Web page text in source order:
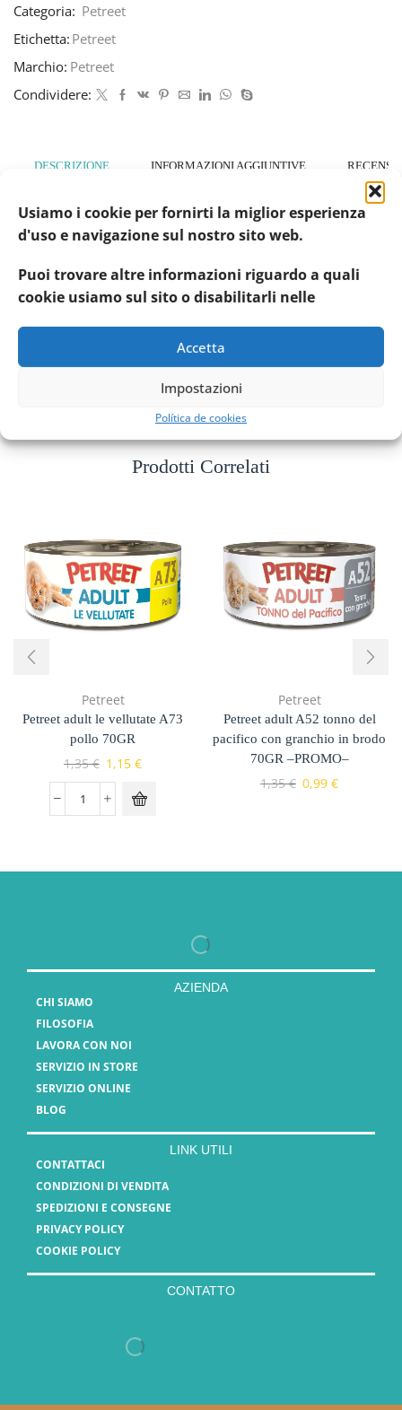
Usiamo i cookie per fornirti la miglior esperienza
d'uso e navigazione sul nostro sito web.
Puoi trovare altre informazioni riguardo a quali
cookie usiamo sul sito o disabilitarli nelle
Accetta
Impostazioni
Política de cookies
Categoria: Petreet
Etichetta: Petreet
Marchio: Petreet
Condividere:
DESCRIZIONE INFORMAZIONI AGGIUNTIVE
Composizione
Petto di pollo 33%, petto di anatra 5%, Proteine animali
Componenti analitici:
Fibre grezze 1%
Prodotti Correlati
Petreet
Petreet adult le vellutate A73
pollo 70GR
1,35€ 1,15 €
Petreet
Petreet adult A52 tonno del
pacifico con granchio in brodo
70GR –PROMO–
1,35€ 0,99 €
AZIENDA
CHI SIAMO
FILOSOFIA
LAVORA CON NOI
SERVIZIO IN STORE
SERVIZIO ONLINE
BLOG
LINK UTILI
CONTATTACI
CONDIZIONI DI VENDITA
SPEDIZIONI E CONSEGNE
PRIVACY POLICY
COOKIE POLICY
CONTATTO